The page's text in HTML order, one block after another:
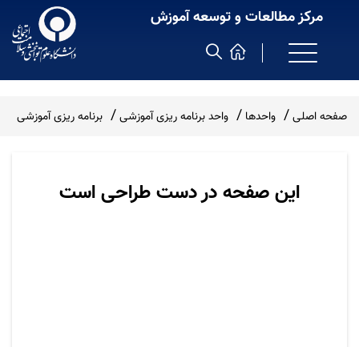
مرکز مطالعات و توسعه آموزش
صفحه اصلی واحدها واحد برنامه ریزی آموزشی برنامه ریزی آموزشی
این صفحه در دست طراحی است